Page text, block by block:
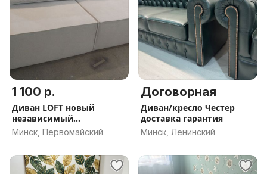
1 100 р.
Диван LOFT новый
независимый
пружинный блок
Минск, Первомайский
Договорная
Диван/кресло Честер
доставка гарантия
Минск, Ленинский